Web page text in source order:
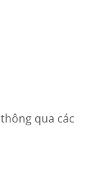
thông qua các